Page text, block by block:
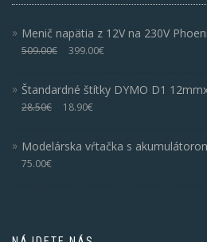
Menič napätia z 12V na 230V
509.00€ 399.00€
Štandardné štítky DYMO D1
28.50€ 18.90€
Modelárska vŕtačka s
75.00€